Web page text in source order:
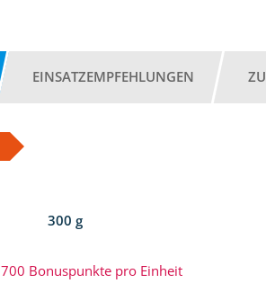
EINSATZEMPFEHLUNGEN
300 g
700 Bonuspunkte pro Einheit